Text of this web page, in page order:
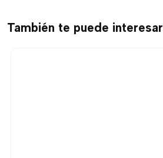
También te puede interesar